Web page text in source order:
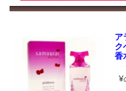
ア
ク
香
¥